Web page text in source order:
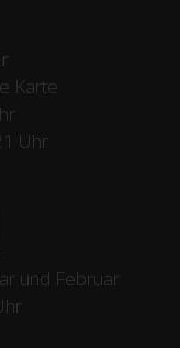
Karte
Uhr
und Februar